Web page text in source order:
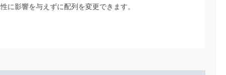
に影響を与えずに配列を変更できます。